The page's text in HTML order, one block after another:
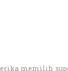
memilih